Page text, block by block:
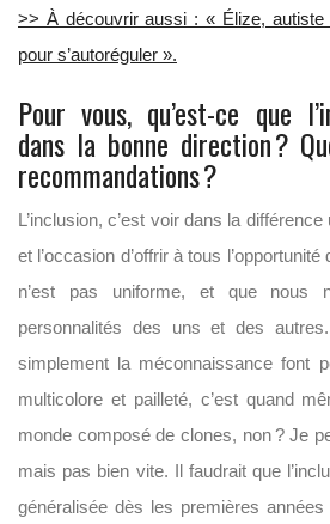
>> À découvrir aussi : « Élize,
pour s’autoréguler ».
Pour vous, qu’est-ce que
dans la bonne direction ?
recommandations ?
L’inclusion, c’est voir dans la
et l’occasion d’offrir à tous
n’est pas uniforme, et que nous
personnalités des uns et des
simplement la méconnaissance font
multicolore et pailleté, c’est quand
monde composé de clones, non ? Je
mais pas bien vite. Il faudrait que
généralisée dès les premières années